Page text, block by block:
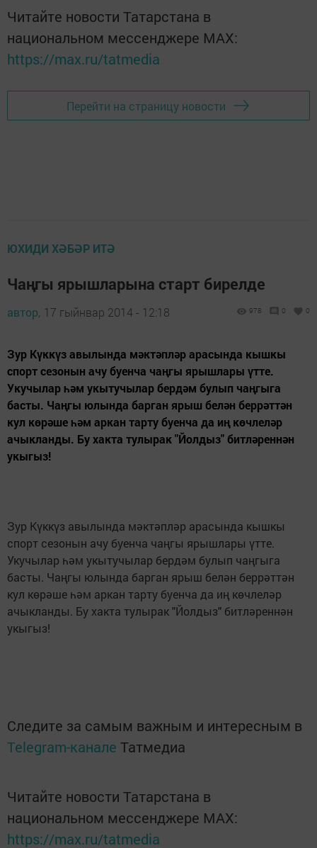
Читайте новости Татарстана в
национальном мессенджере MАХ:
https://max.ru/tatmedia
Перейти на страницу новости
ЮХИДИ ХӘБӘР ИТӘ
Чаңгы ярышларына старт бирелде
автор, 17 гыйнвар 2014 - 12:18 978 0 0
Зур Күккүз авылында мәктәпләр арасында кышкы
спорт сезонын ачу буенча чаңгы ярышлары үтте.
Укучылар һәм укытучылар бердәм булып чаңгыга
басты. Чаңгы юлында барган ярыш белән беррәттән
кул көрәше һәм аркан тарту буенча да иң көчлеләр
ачыкланды. Бу хакта тулырак "Йолдыз" битләреннән
укыгыз!
Зур Күккүз авылында мәктәпләр арасында кышкы
спорт сезонын ачу буенча чаңгы ярышлары үтте.
Укучылар һәм укытучылар бердәм булып чаңгыга
басты. Чаңгы юлында барган ярыш белән беррәттән
кул көрәше һәм аркан тарту буенча да иң көчлеләр
ачыкланды. Бу хакта тулырак "Йолдыз" битләреннән
укыгыз!
Следите за самым важным и интересным в
Telegram-канале Татмедиа
Читайте новости Татарстана в
национальном мессенджере MАХ:
https://max.ru/tatmedia